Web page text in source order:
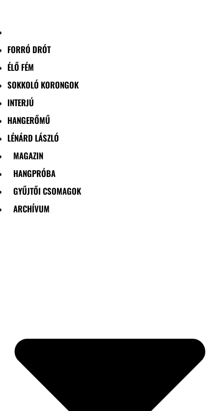
FORRÓ DRÓT
ÉLŐ FÉM
SOKKOLÓ KORONGOK
INTERJÚ
HANGERŐMŰ
LÉNÁRD LÁSZLÓ
MAGAZIN
HANGPRÓBA
GYŰJTŐI CSOMAGOK
ARCHÍVUM